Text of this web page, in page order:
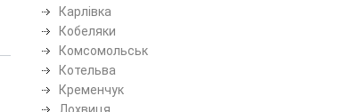
Карлівка
Кобеляки
Комсомольськ
Котельва
Кременчук